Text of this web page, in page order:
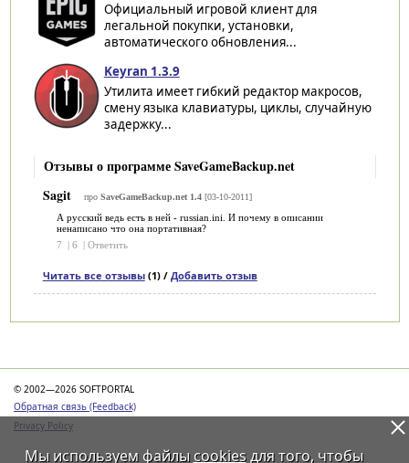
Официальный игровой клиент для
легальной покупки, установки,
автоматического обновления...
Keyran 1.3.9
Утилита имеет гибкий редактор макросов,
смену языка клавиатуры, циклы, случайную
задержку...
Отзывы о программе SaveGameBackup.net
Sagit
про SaveGameBackup.net 1.4[03-10-2011]
А русский ведь есть в ней - russian.ini. И почему в описании
ненаписано что она портативная?
7
| 6 | Ответить
Читать все отзывы(1) / Добавить отзыв
© 2002—2026 SOFTPORTAL
Обратная связь (Feedback)
Privacy Policy
Мы используем файлы cookiesдля того, чтобы